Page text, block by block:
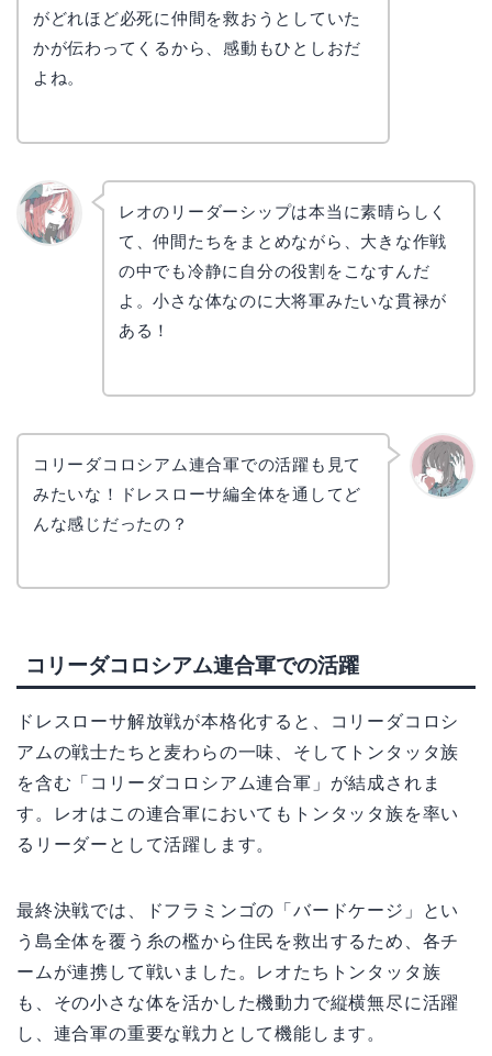
がどれほど必死に仲間を救おうとしていた
かが伝わってくるから、感動もひとしおだ
よね。
レオのリーダーシップは本当に素晴らしく
て、仲間たちをまとめながら、大きな作戦
の中でも冷静に自分の役割をこなすんだ
よ。小さな体なのに大将軍みたいな貫禄が
ある！
コリーダコロシアム連合軍での活躍も見て
みたいな！ドレスローサ編全体を通してど
んな感じだったの？
コリーダコロシアム連合軍での活躍
ドレスローサ解放戦が本格化すると、コリーダコロシ
アムの戦士たちと麦わらの一味、そしてトンタッタ族
を含む「コリーダコロシアム連合軍」が結成されま
す。レオはこの連合軍においてもトンタッタ族を率い
るリーダーとして活躍します。
最終決戦では、ドフラミンゴの「バードケージ」とい
う島全体を覆う糸の檻から住民を救出するため、各チ
ームが連携して戦いました。レオたちトンタッタ族
も、その小さな体を活かした機動力で縦横無尽に活躍
し、連合軍の重要な戦力として機能します。